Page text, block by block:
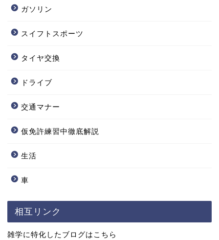
ガソリン
スイフトスポーツ
タイヤ交換
ドライブ
交通マナー
仮免許練習中徹底解説
生活
車
相互リンク
雑学に特化したブログはこちら